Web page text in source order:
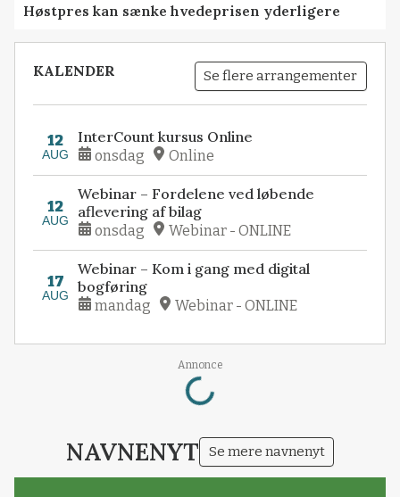
Høstpres kan sænke hvedeprisen yderligere
KALENDER Se flere arrangementer
12
AUG
InterCount kursus Online
onsdag Online
12
AUG
Webinar – Fordelene ved løbende
aflevering af bilag
onsdag Webinar - ONLINE
17
AUG
Webinar – Kom i gang med digital
bogføring
mandag Webinar - ONLINE
Annonce
Loading...
NAVNENYT Se mere navnenyt